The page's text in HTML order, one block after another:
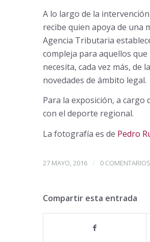
A lo largo de la
recibe quien apoya de una
Agencia Tributaria
compleja para aquellos
necesita, cada vez más,
novedades de ámbito legal.
Para la exposición, a
con el deporte regional.
La fotografía es de Pedro
27 MAYO, 2016 / 0 COMENTARIOS
Compartir esta entrada